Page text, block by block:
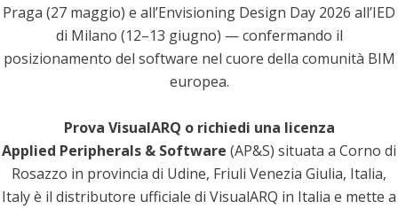
Praga (27 maggio) e all’Envisioning Design Day 2026 all’IED
di Milano (12–13 giugno) — confermando il
posizionamento del software nel cuore della comunità BIM
europea.
Prova VisualARQ o richiedi una licenza
Applied Peripherals & Software (AP&S) situata a Corno di
Rosazzo in provincia di Udine, Friuli Venezia Giulia, Italia,
Italy è il distributore ufficiale di VisualARQ in Italia e mette a